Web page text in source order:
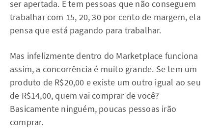
ser apertada. E tem pessoas que não conseguem
trabalhar com 15, 20, 30 por cento de margem, ela
pensa que está pagando para trabalhar.
Mas infelizmente dentro do Marketplace funciona
assim, a concorrência é muito grande. Se tem um
produto de R$20,00 e existe um outro igual ao seu
de R$14,00, quem vai comprar de você?
Basicamente ninguém, poucas pessoas irão
comprar.